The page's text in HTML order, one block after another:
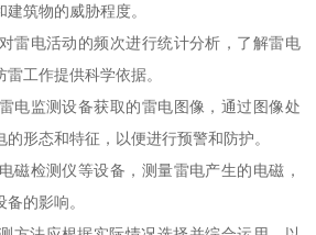
筑物的威胁程度。
雷电活动的频次进行统计分析，了解雷电
工作提供科学依据。
电监测设备获取的雷电图像，通过图像处
形态和特征，以便进行预警和防护。
磁检测仪等设备，测量雷电产生的电磁，
的影响。